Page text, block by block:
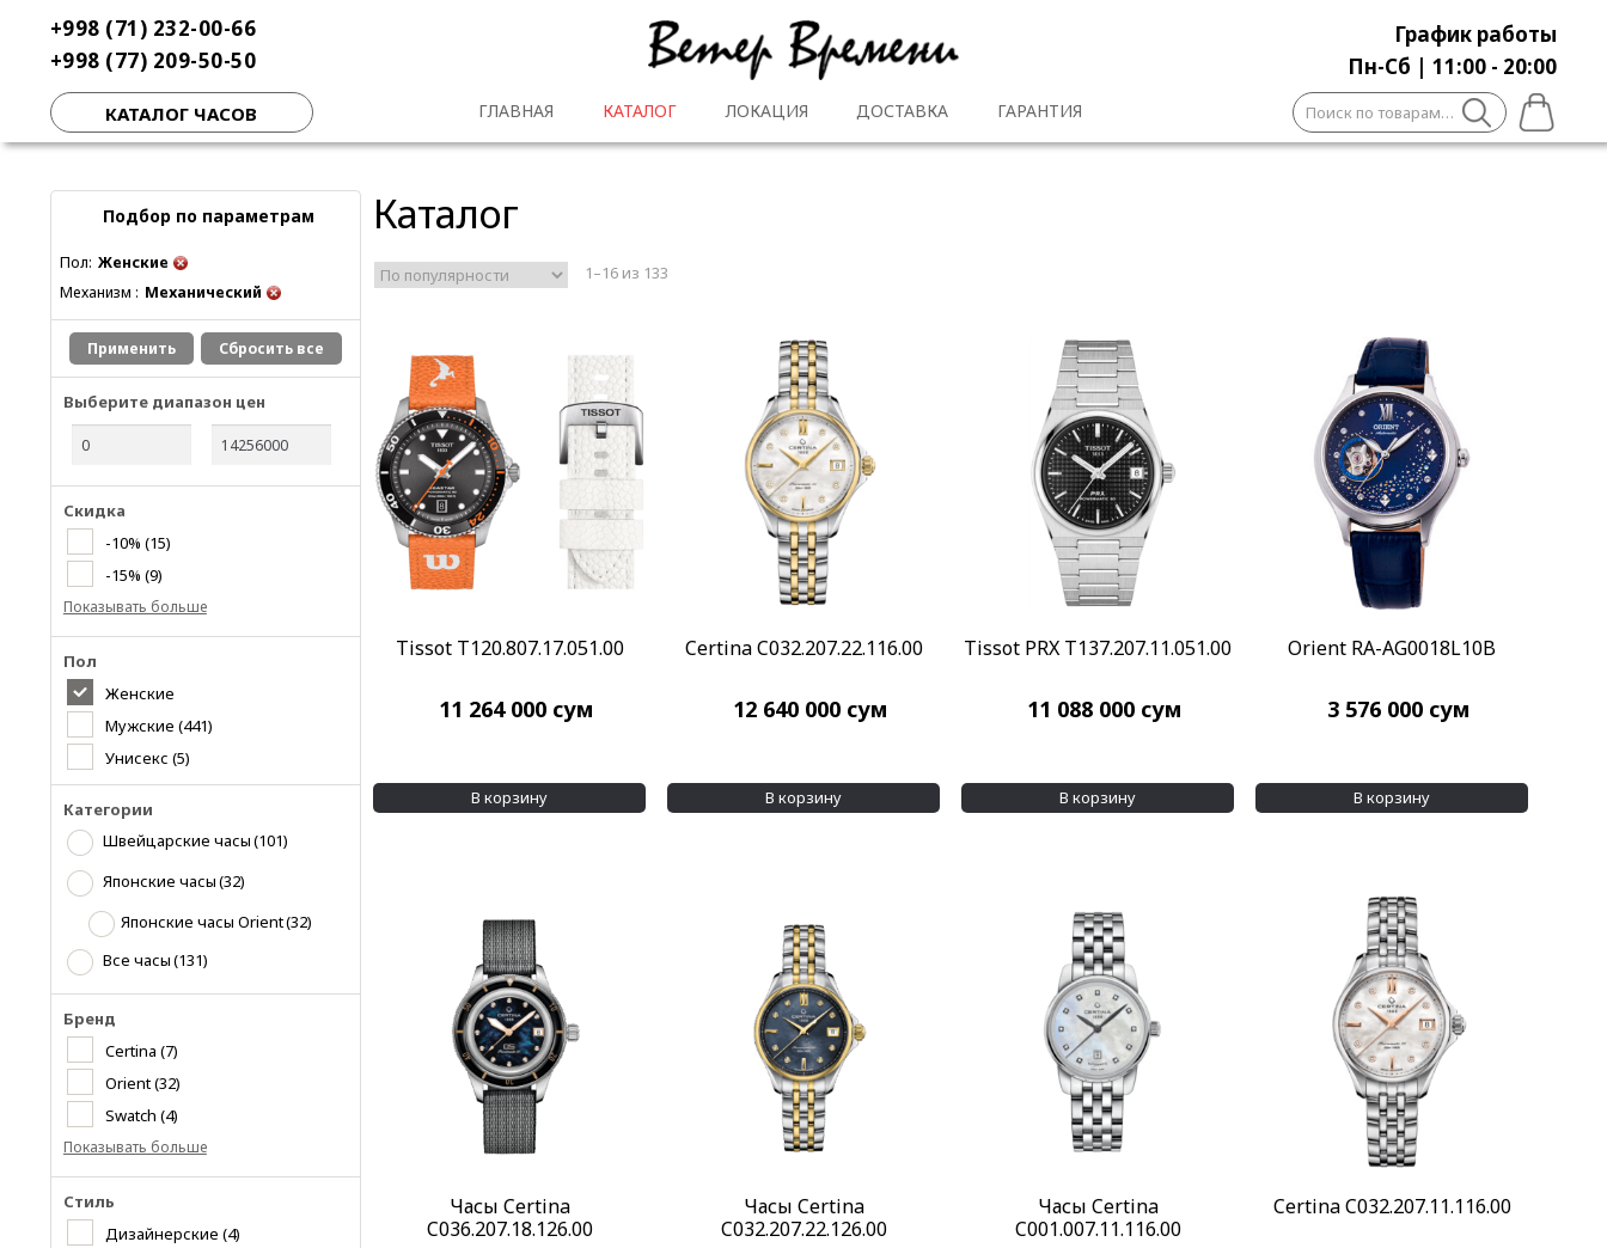
навигации
содержимому
+998 (71) 232-00-66
+998 (77) 209-50-50
График работы
Пн-Сб | 11:00 - 20:00
КАТАЛОГ ЧАСОВ ГЛАВНАЯ КАТАЛОГ ЛОКАЦИЯ ДОСТАВКА ГАРАНТИЯ Искать:
Подбор по параметрам
Пол: Женские
Механизм : Механический
Сбросить все
Применить
Выберите диапазон цен
Скидка
-10% (15)
-15% (9)
Показывать больше
Пол
Женские
Мужские (441)
Унисекс (5)
Категории
Швейцарские часы(101)
Японские часы(32)
Японские часы Orient(32)
Все часы(131)
Бренд
Certina (7)
Orient(32)
Swatch (4)
Показывать больше
Стиль
Дизайнерские (4)
Каталог
1–16 из 133
Tissot T120.807.17.051.00
11 264 000 сум
В корзину
Certina C032.207.22.116.00
12 640 000 сум
В корзину
Tissot PRX T137.207.11.051.00
11 088 000 сум
В корзину
Orient RA-AG0018L10B
3 576 000 сум
В корзину
Часы Certina
C036.207.18.126.00
Часы Certina
C032.207.22.126.00
Часы Certina
C001.007.11.116.00
Certina C032.207.11.116.00